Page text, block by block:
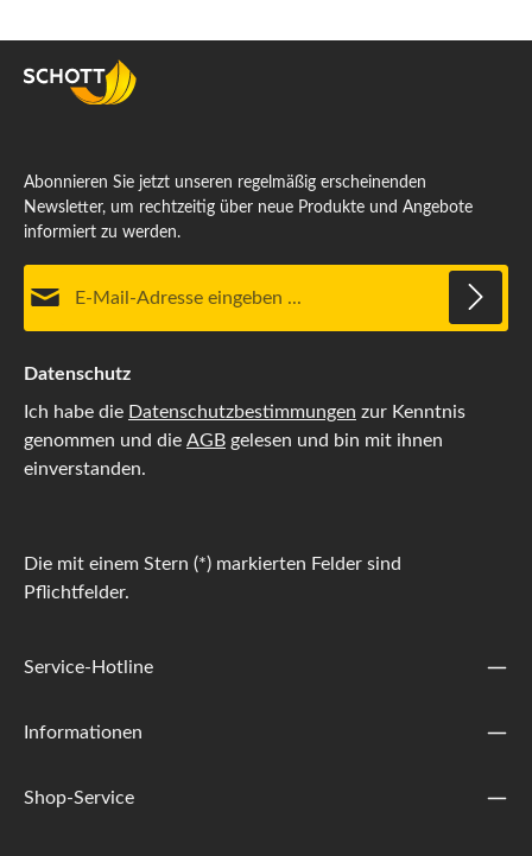
Abonnieren Sie jetzt unseren regelmäßig erscheinenden
Newsletter, um rechtzeitig über neue Produkte und Angebote
informiert zu werden.
Datenschutz
Ich habe die Datenschutzbestimmungen zur Kenntnis
genommen und die AGB gelesen und bin mit ihnen
einverstanden.
Die mit einem Stern (*) markierten Felder sind
Pflichtfelder.
Service-Hotline
Informationen
Shop-Service